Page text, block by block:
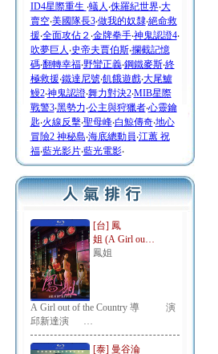
ID4星際重生 ‧蟻人 ‧侏羅紀世界‧大
賣空‧美國隊長3‧做我的奴隸‧絕命救
援‧全面攻佔２ ‧金牌拳手‧神鬼認證4‧
吹夢巨人 ‧史帝夫賈伯斯‧攔截記憶
碼‧翻轉幸福‧野蠻正義‧鋼鐵麥斯‧終
極救援‧鐵達尼號‧飢餓遊戲‧大尾鱸
鰻2‧神鬼認證‧舞力對決2‧MIB星際
戰警3‧黑勢力‧公主與狩獵者‧心靈鑰
匙‧火線反擊‧聖母峰‧白鯨傳奇‧地心
冒險2 神秘島‧海底總動員‧江蕙 祝
福‧藍光影片‧藍光電影‧
[台] 鳳
姐 (A Girl ou…
鳳姐
A Girl out of the Country 導 演：
邱新達演 …
[泰] 曼谷淪